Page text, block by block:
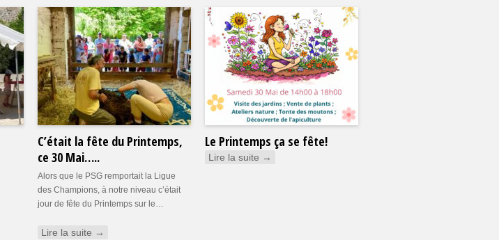
C’était la fête du Printemps,
ce 30 Mai…..
Alors que le PSG remportait la Ligue
des Champions, à notre niveau c’était
jour de fête du Printemps sur le…
Lire la suite →
Le Printemps ça se fête!
Lire la suite →